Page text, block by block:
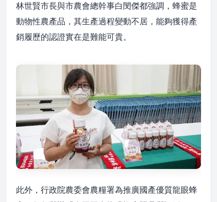
林世賢市長與市農會總幹事白閔傑都強調，蜂蜜是
動物性農產品，其生產過程變動不居，能夠獲得產
銷履歷的認證實在是難能可貴。
此外，行政院農委會農糧署為推廣國產優質龍眼蜂